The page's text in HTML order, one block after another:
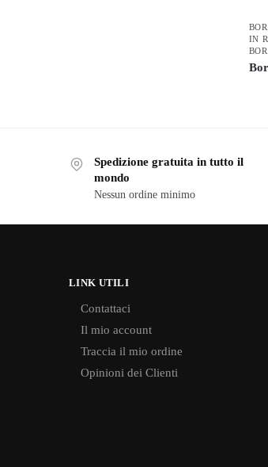
IN
Spedizione gratuita in tutto il
mondo
Nessun ordine minimo
LINK UTILI
Contattaci
Il mio account
Traccia il mio ordine
Opinioni dei Clienti